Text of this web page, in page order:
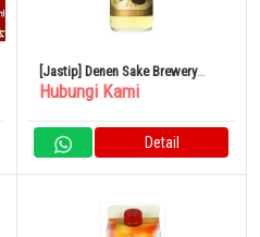
[Jastip] Denen Sake Brewery
Gold Label Barley 25% 900ml
Hubungi Kami
Detail